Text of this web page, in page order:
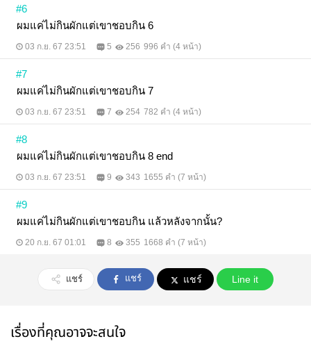
#6
ผมแค่ไม่กินผักแต่เขาชอบกิน 6
03 ก.ย. 67 23:51 5 256 996 คำ (4 หน้า)
#7
ผมแค่ไม่กินผักแต่เขาชอบกิน 7
03 ก.ย. 67 23:51 7 254 782 คำ (4 หน้า)
#8
ผมแค่ไม่กินผักแต่เขาชอบกิน 8 end
03 ก.ย. 67 23:51 9 343 1655 คำ (7 หน้า)
#9
ผมแค่ไม่กินผักแต่เขาชอบกิน แล้วหลังจากนั้น?
20 ก.ย. 67 01:01 8 355 1668 คำ (7 หน้า)
แชร์ แชร์ แชร์ Line it
เรื่องที่คุณอาจจะสนใจ